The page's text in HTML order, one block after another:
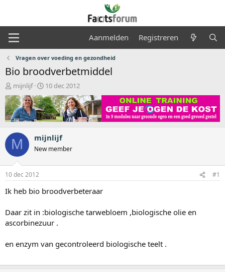
Aanmelden Registreren
Vragen over voeding en gezondheid
Bio broodverbetmiddel
O
n
d
e
r
w
e
r
p
s
t
r
e
r
mijnlijf
S
t
a
r
t
a
t
m
10 dec 2012
M mijnlijf
New member
10 dec 2012 #1
Ik heb bio broodverbeteraar
Daar zit in :biologische tarwebloem ,biologische olie en
ascorbinezuur .
en enzym van gecontroleerd biologische teelt .